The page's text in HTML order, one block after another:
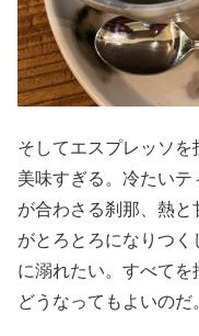
そしてエスプレッソ
美味すぎる。冷たい
が合わさる刹那、熱
がとろとろになりつ
に溺れたい。すべて
どうなってもよいの